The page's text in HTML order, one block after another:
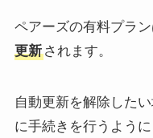
ペアーズの有料プラン
更新されます。
自動更新を解除した
に手続きを行うように